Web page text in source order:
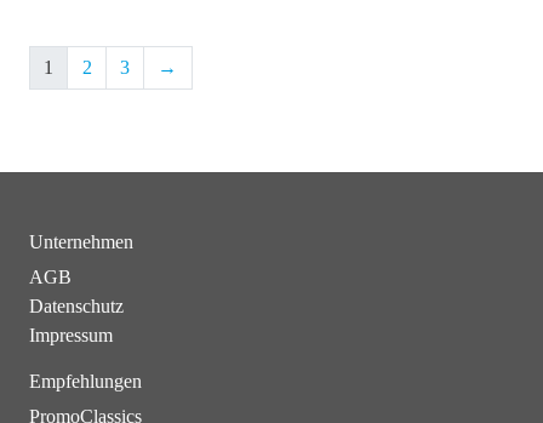
1 2 3 →
Unternehmen
AGB
Datenschutz
Impressum
Empfehlungen
PromoClassics